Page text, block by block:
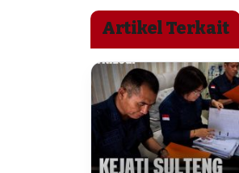
Artikel Terkait